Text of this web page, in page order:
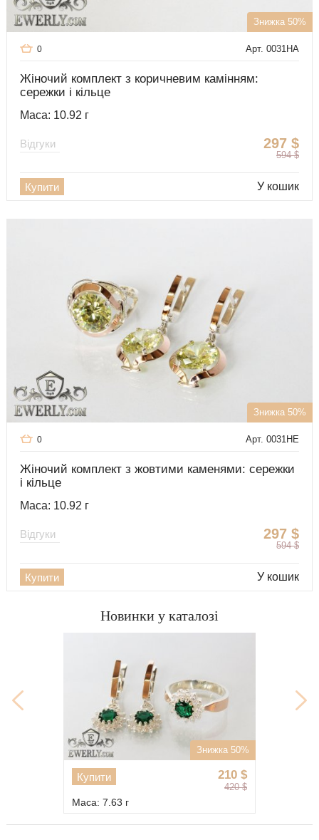
Знижка 50%
Арт. 0031HA
0
Жіночий комплект з коричневим камінням:
сережки і кільце
Маса: 10.92 г
297 $
594 $
Відгуки
Купити У кошик
Знижка 50%
Арт. 0031HE
0
Жіночий комплект з жовтими каменями: сережки
і кільце
Маса: 10.92 г
297 $
594 $
Відгуки
Купити У кошик
Новинки у каталозі
Знижка 50%
210 $
420 $
Купити
Маса: 7.63 г